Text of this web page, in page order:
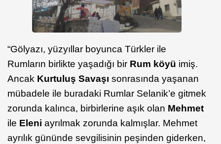
“Gölyazı, yüzyıllar boyunca Türkler ile
Rumların birlikte yaşadığı bir Rum köyü imiş.
Ancak Kurtuluş Savaşı sonrasında yaşanan
mübadele ile buradaki Rumlar Selanik’e gitmek
zorunda kalınca, birbirlerine aşık olan Mehmet
ile Eleni ayrılmak zorunda kalmışlar. Mehmet
ayrılık gününde sevgilisinin peşinden giderken,